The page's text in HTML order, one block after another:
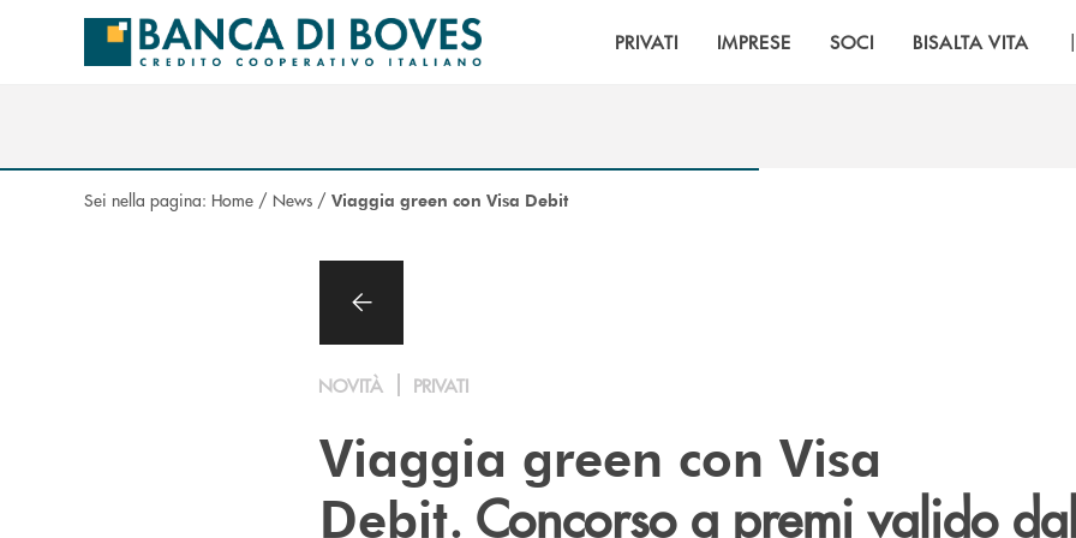
Salta al contenuto principale
PRIVATI IMPRESE SOCI BISALTA VITA |
Sei nella pagina: Home / News / Viaggia green con Visa Debit
NOVITÀ PRIVATI
Viaggia green con Visa
Debit. Concorso a premi valido